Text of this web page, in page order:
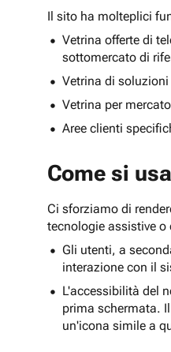
Il sito ha molteplici
Vetrina offerte di
sottomercato di
Vetrina di
Vetrina per
Aree clienti
Come si usa
Ci sforziamo di
tecnologie assistive
Gli utenti, a
interazione con il
L'accessibilità del
prima schermata.
un'icona simile a